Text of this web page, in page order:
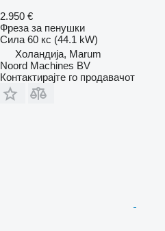
2.950 €
Фреза за пенушки
Сила 60 кс (44.1 kW)
Холандија, Marum
Noord Machines BV
Контактирајте го продавачот